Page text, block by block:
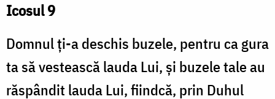
Icosul 9
Domnul ți-a deschis buzele, pentru ca gura
ta să vestească lauda Lui, și buzele tale au
răspândit lauda Lui, fiindcă, prin Duhul